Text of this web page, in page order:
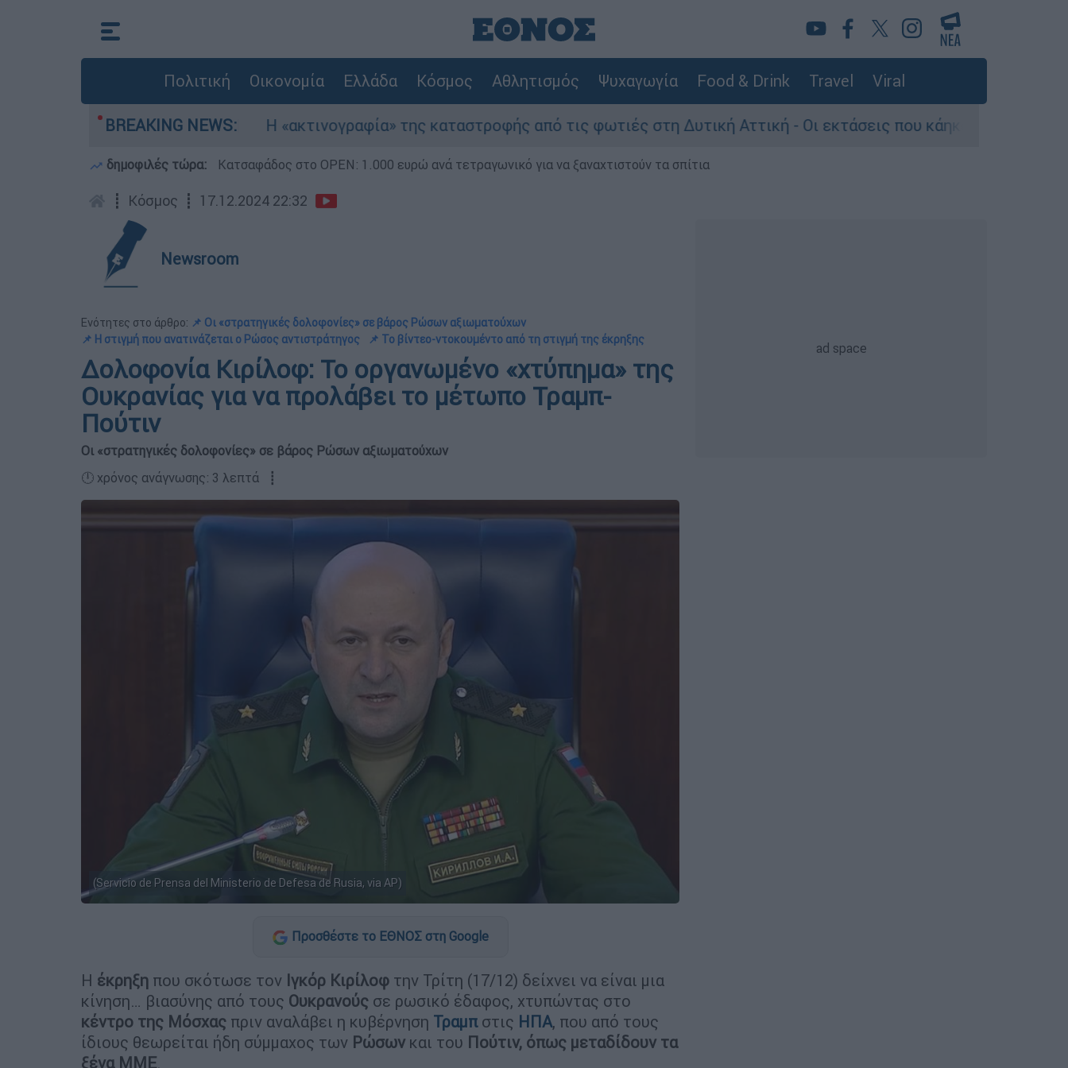
Πολιτική Οικονομία Ελλάδα Κόσμος Αθλητισμός Ψυχαγωγία Food & Drink Travel Viral
BREAKING NEWS:
αεροσκάφη Η «ακτινογραφία» της καταστροφής από τις φωτιές στη Δυτική Αττική - Οι εκτάσεις που κάηκαν και η επόμενη μέρα του
δημοφιλές τώρα: Κατσαφάδος στο OPEN: 1.000 ευρώ ανά τετραγωνικό για να ξαναχτιστούν τα σπίτια
┋ Κόσμος ┋ 17.12.2024 22:32
Newsroom
Ενότητες στο άρθρο: 📌 Οι «στρατηγικές δολοφονίες» σε βάρος Ρώσων αξιωματούχων
📌 Η στιγμή που ανατινάζεται ο Ρώσος αντιστράτηγος
📌 Το βίντεο-ντοκουμέντο από τη στιγμή της έκρηξης
Δολοφονία Κιρίλοφ: Το οργανωμένο «χτύπημα» της
Ουκρανίας για να προλάβει το μέτωπο Τραμπ-
Πούτιν
Οι «στρατηγικές δολοφονίες» σε βάρος Ρώσων αξιωματούχων
🕛 χρόνος ανάγνωσης: 3 λεπτά ┋
(Servicio de Prensa del Ministerio de Defesa de Rusia, via AP)
Προσθέστε το ΕΘΝΟΣ στη Google
Η έκρηξη που σκότωσε τον Ιγκόρ Κιρίλοφ την Τρίτη (17/12) δείχνει να είναι μια
κίνηση… βιασύνης από τους Ουκρανούς σε ρωσικό έδαφος, χτυπώντας στο
κέντρο της Μόσχας πριν αναλάβει η κυβέρνηση Τραμπ στις ΗΠΑ, που από τους
ίδιους θεωρείται ήδη σύμμαχος των Ρώσων και του Πούτιν, όπως μεταδίδουν τα
ξένα ΜΜΕ.